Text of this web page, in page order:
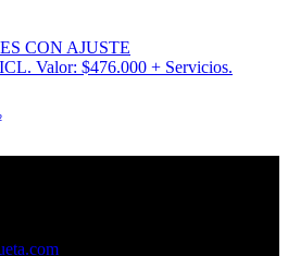
CON AJUSTE
Valor: $476.000 + Servicios.
...